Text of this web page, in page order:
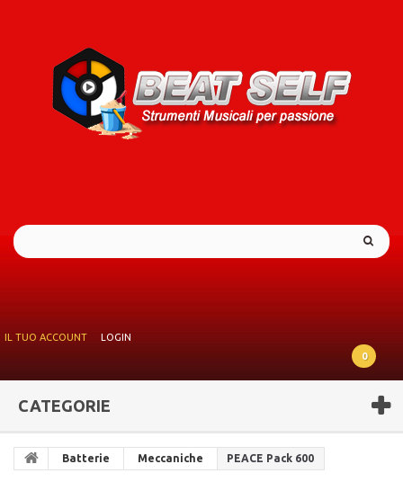
IL TUO ACCOUNT
LOGIN
0
CATEGORIE
Batterie Meccaniche PEACE Pack 600